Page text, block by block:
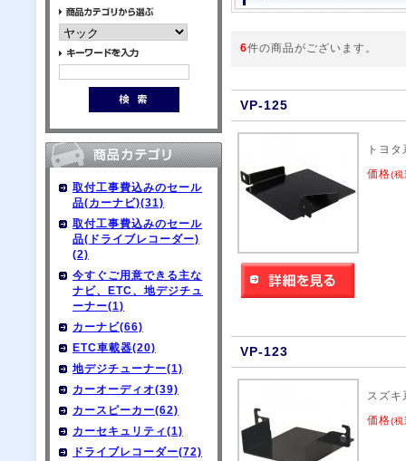
取付工事費込みのセール
品(カーナビ)(31)
取付工事費込みのセール
品(ドライブレコーダー)
(2)
今すぐご用意できる主な
ナビ、ETC、地デジチュ
ーナー(1)
カーナビ(66)
ETC車載器(20)
地デジチューナー(1)
カーオーディオ(39)
カースピーカー(62)
カーセキュリティ(1)
ドライブレコーダー(72)
6件の商品がございます。
VP-125
トヨ
価格(税
VP-123
スズ
価格(税